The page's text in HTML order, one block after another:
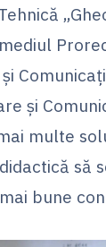
și
multe
să
bune